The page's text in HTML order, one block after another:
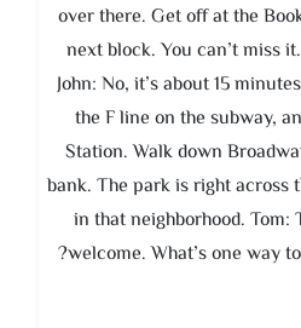
over there. Get off at the
next block. You can’t miss
John: No, it’s about 15
the F line on the subway,
Station. Walk down
bank. The park is right across
in that neighborhood. Tom:
welcome. What’s one way